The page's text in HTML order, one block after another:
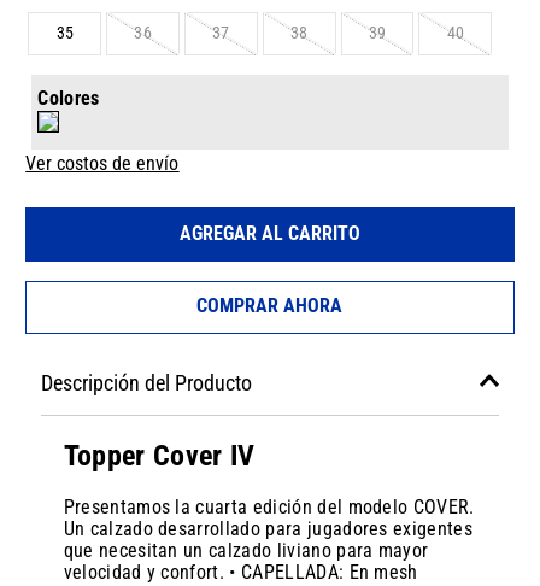
35 36 37 38 39 40
Colores
Ver costos de envío
AGREGAR AL CARRITO
COMPRAR AHORA
Descripción del Producto
Topper Cover IV
Presentamos la cuarta edición del modelo COVER.
Un calzado desarrollado para jugadores exigentes
que necesitan un calzado liviano para mayor
velocidad y confort. • CAPELLADA: En mesh